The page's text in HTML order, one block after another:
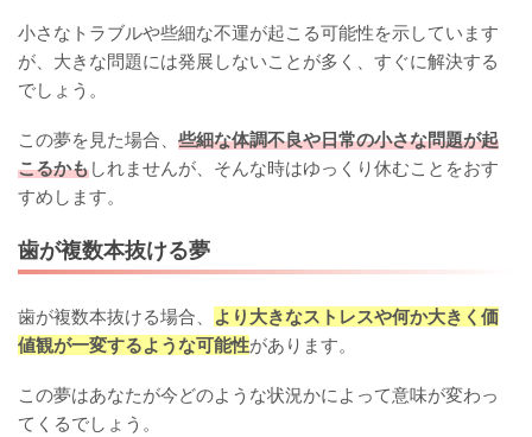
小さなトラブルや些細な不運が起こる可能性を示しています
が、大きな問題には発展しないことが多く、すぐに解決する
でしょう。
この夢を見た場合、 些細な体調不良や日常の小さな問題が起
こるかもしれませんが、そんな時はゆっくり休むことをおす
すめします。
歯が複数本抜ける夢
歯が複数本抜ける場合、
より大きなストレスや何か大きく価
値観が一変するような可能性があります。
この夢はあなたが今どのような状況かによって意味が変わっ
てくるでしょう。